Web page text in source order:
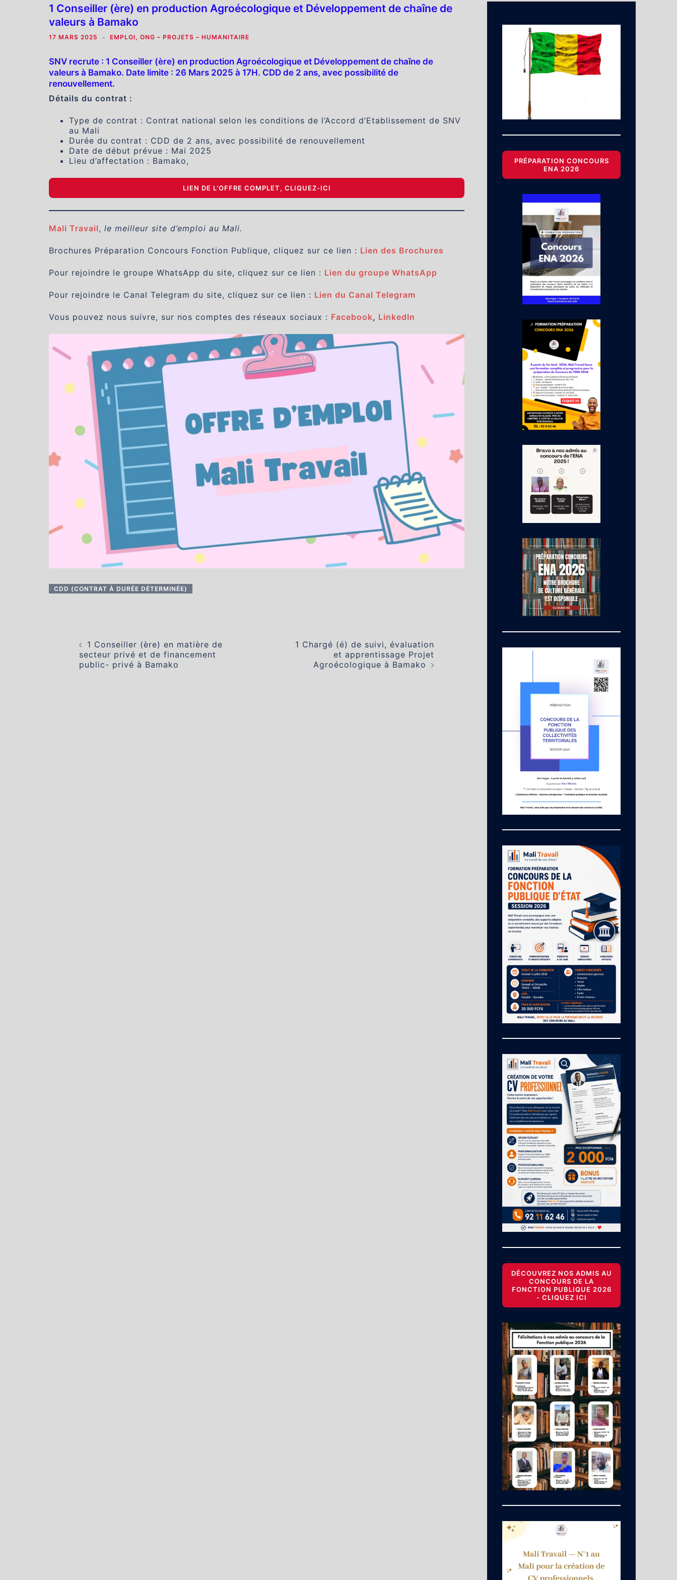
1 Conseiller (ère) en production Agroécologique et Développement de chaîne de
valeurs à Bamako
17 MARS 2025 EMPLOI, ONG – PROJETS – HUMANITAIRE
SNV recrute : 1 Conseiller (ère) en production Agroécologique et Développement de chaîne de
valeurs à Bamako. Date limite : 26 Mars 2025 à 17H. CDD de 2 ans, avec possibilité de
renouvellement.
Détails du contrat :
Type de contrat : Contrat national selon les conditions de l’Accord d’Etablissement de SNV
au Mali
Durée du contrat : CDD de 2 ans, avec possibilité de renouvellement
Date de début prévue : Mai 2025
Lieu d’affectation : Bamako,
LIEN DE L’OFFRE COMPLET, CLIQUEZ-ICI
Mali Travail, le meilleur site d’emploi au Mali.
Brochures Préparation Concours Fonction Publique, cliquez sur ce lien : Lien des Brochures
Pour rejoindre le groupe WhatsApp du site, cliquez sur ce lien : Lien du groupe WhatsApp
Pour rejoindre le Canal Telegram du site, cliquez sur ce lien : Lien du Canal Telegram
Vous pouvez nous suivre, sur nos comptes des réseaux sociaux : Facebook, LinkedIn
CDD (CONTRAT À DURÉE DÉTERMINÉE)
d’article 1 Conseiller (ère) en matière de
secteur privé et de financement
public- privé à Bamako
1 Chargé (é) de suivi, évaluation
et apprentissage Projet
Agroécologique à Bamako
PRÉPARATION CONCOURS
ENA 2026
DÉCOUVREZ NOS ADMIS AU
CONCOURS DE LA
FONCTION PUBLIQUE 2026
- CLIQUEZ ICI